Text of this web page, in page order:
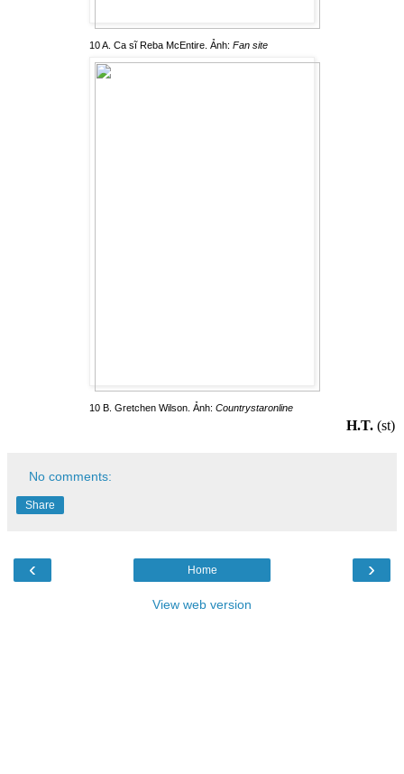
10 A. Ca sĩ Reba McEntire. Ảnh: Fan site
10 B. Gretchen Wilson. Ảnh: Countrystaronline
H.T. (st)
No comments:
Share
‹ ›
Home
View web version